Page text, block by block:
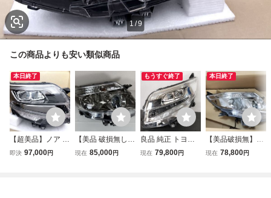
1/9
この商品よりも安い類似商品
本日終了
【超美品】ノア 8
0 後期 LED ヘッド
即決 97,000円
【美品 破損無し】
ノア エスクァイア
現在 85,000円
もうすぐ終了
良品 純正 トヨタ
ノア エスクァイア
現在 79,800円
本日終了
【美品破損無】ノ
ア エスクァイア 8
現在 78,800円